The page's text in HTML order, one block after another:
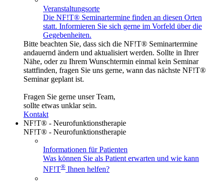
Veranstaltungsorte
Die NF!T® Seminartermine finden an diesen Orten
statt. Informieren Sie sich gerne im Vorfeld über die
Gegebenheiten.
Bitte beachten Sie, dass sich die NF!T® Seminartermine
andauernd ändern und aktualisiert werden. Sollte in Ihrer
Nähe, oder zu Ihrem Wunschtermin einmal kein Seminar
stattfinden, fragen Sie uns gerne, wann das nächste NF!T®
Seminar geplant ist.
Fragen Sie gerne unser Team,
sollte etwas unklar sein.
Kontakt
NF!T® - Neurofunktionstherapie
NF!T® - Neurofunktionstherapie
Informationen für Patienten
Was können Sie als Patient erwarten und wie kann
NF!T® Ihnen helfen?